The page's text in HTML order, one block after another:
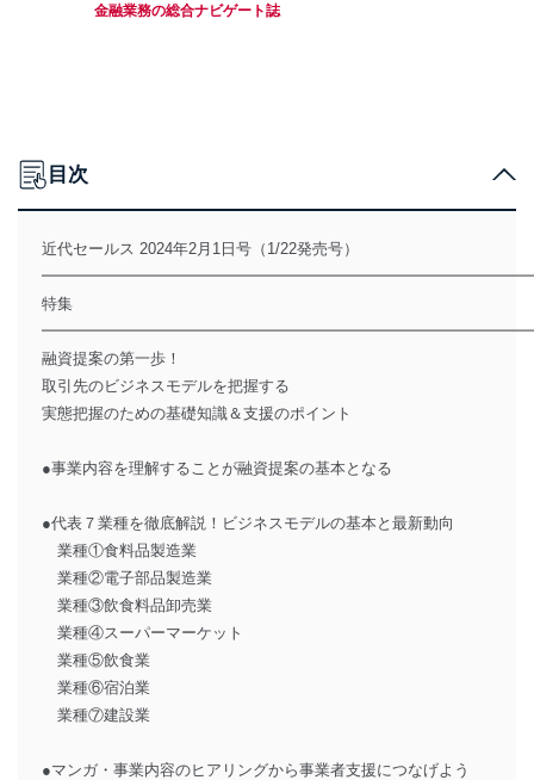
金融業務の総合ナビゲート誌
目次
近代セールス 2024年2月1日号（1/22発売号）
特集
融資提案の第一歩！
取引先のビジネスモデルを把握する
実態把握のための基礎知識＆支援のポイント
●事業内容を理解することが融資提案の基本となる
●代表７業種を徹底解説！ビジネスモデルの基本と最新動向
業種①食料品製造業
業種②電子部品製造業
業種③飲食料品卸売業
業種④スーパーマーケット
業種⑤飲食業
業種⑥宿泊業
業種⑦建設業
●マンガ・事業内容のヒアリングから事業者支援につなげよう